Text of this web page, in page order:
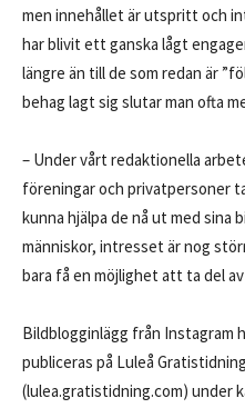
men innehållet är utspritt och
har blivit ett ganska lågt
längre än till de som redan är
behag lagt sig slutar man ofta
– Under vårt redaktio­nella
förening­ar och privatpersoner
kunna hjälpa de nå ut med sina
människor, intres­set är nog
bara få en möjlighet att ta del
Bildblogginlägg från Instagram
publiceras på Luleå
(lulea.gratistidning.com) under